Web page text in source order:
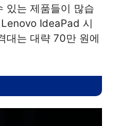
있는 제품들이 많습
IdeaPad 시
대는 대략 70만 원에